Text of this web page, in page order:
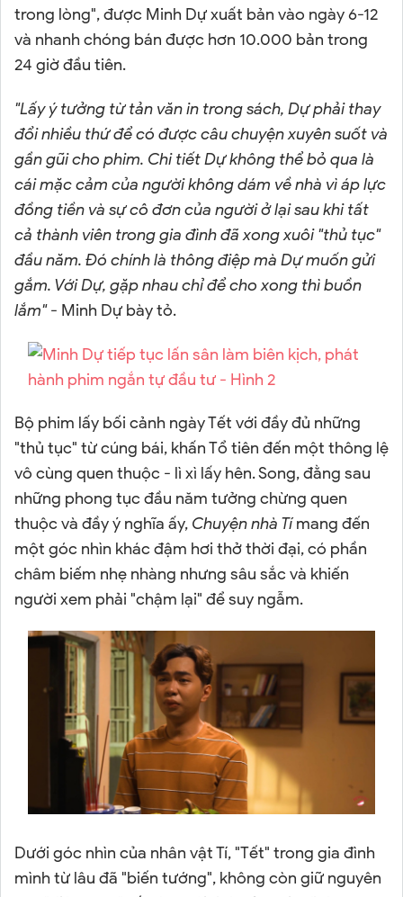
trong lòng", được Minh Dự xuất bản vào ngày 6-12
và nhanh chóng bán được hơn 10.000 bản trong
24 giờ đầu tiên.
"Lấy ý tưởng từ tản văn in trong sách, Dự phải thay
đổi nhiều thứ để có được câu chuyện xuyên suốt và
gần gũi cho phim. Chi tiết Dự không thể bỏ qua là
cái mặc cảm của người không dám về nhà vì áp lực
đồng tiền và sự cô đơn của người ở lại sau khi tất
cả thành viên trong gia đình đã xong xuôi "thủ tục"
đầu năm. Đó chính là thông điệp mà Dự muốn gửi
gắm. Với Dự, gặp nhau chỉ để cho xong thì buồn
lắm"- Minh Dự bày tỏ.
Bộ phim lấy bối cảnh ngày Tết với đầy đủ những
"thủ tục" từ cúng bái, khấn Tổ tiên đến một thông lệ
vô cùng quen thuộc - lì xì lấy hên. Song, đằng sau
những phong tục đầu năm tưởng chừng quen
thuộc và đầy ý nghĩa ấy, Chuyện nhà Tímang đến
một góc nhìn khác đậm hơi thở thời đại, có phần
châm biếm nhẹ nhàng nhưng sâu sắc và khiến
người xem phải "chậm lại" để suy ngẫm.
Dưới góc nhìn của nhân vật Tí, "Tết" trong gia đình
mình từ lâu đã "biến tướng", không còn giữ nguyên